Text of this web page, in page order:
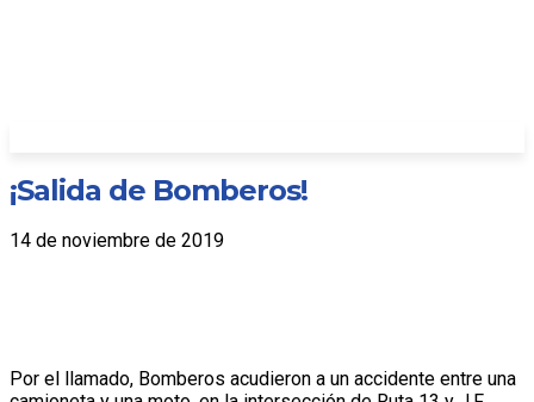
¡Salida de Bomberos!
14 de noviembre de 2019
Por el llamado, Bomberos acudieron a un accidente entre una